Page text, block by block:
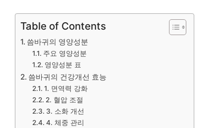
Table of Contents
씀바귀의 영양성분
주요 영양성분
영양성분 표
씀바귀의 건강개선 효능
1. 면역력 강화
2. 혈압 조절
3. 소화 개선
4. 체중 관리